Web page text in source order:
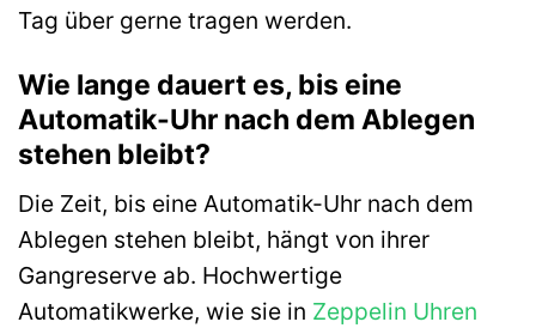
Tag über gerne tragen werden.
Wie lange dauert es, bis eine
Automatik-Uhr nach dem Ablegen
stehen bleibt?
Die Zeit, bis eine Automatik-Uhr nach dem
Ablegen stehen bleibt, hängt von ihrer
Gangreserve ab. Hochwertige
Automatikwerke, wie sie in Zeppelin Uhren